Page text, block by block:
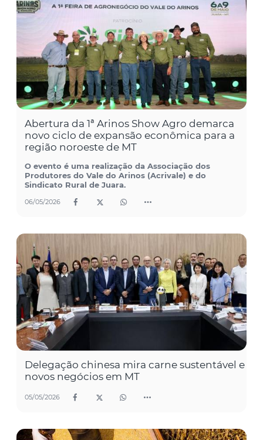
Abertura da 1ª Arinos Show Agro demarca
novo ciclo de expansão econômica para a
região noroeste de MT
O evento é uma realização da Associação dos
Produtores do Vale do Arinos (Acrivale) e do
Sindicato Rural de Juara.
06/05/2026
Delegação chinesa mira carne sustentável e
novos negócios em MT
05/05/2026